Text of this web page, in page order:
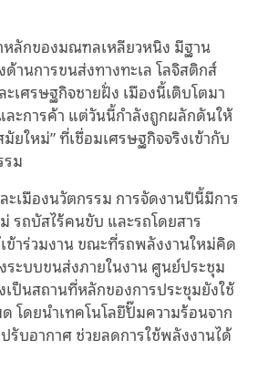
หลักของมณฑลเหลียวหนิง มีฐาน
านการขนส่งทางทะเล โลจิสติกส์
เศรษฐกิจชายฝั่ง เมืองนี้เติบโตมา
ะการค้า แต่วันนี้กำลังถูกผลักดันให้
ยใหม่” ที่เชื่อมเศรษฐกิจจริงเข้ากับ
รม
ะเมืองนวัตกรรม การจัดงานปีนี้มีการ
รถบัสไร้คนขับ และรถโดยสาร
ข้าร่วมงาน ขณะที่รถพลังงานใหม่คิด
ระบบขนส่งภายในงาน ศูนย์ประชุม
ป็นสถานที่หลักของการประชุมยังใช้
โดยนำเทคโนโลยีปั๊มความร้อนจาก
รับอากาศ ช่วยลดการใช้พลังงานได้